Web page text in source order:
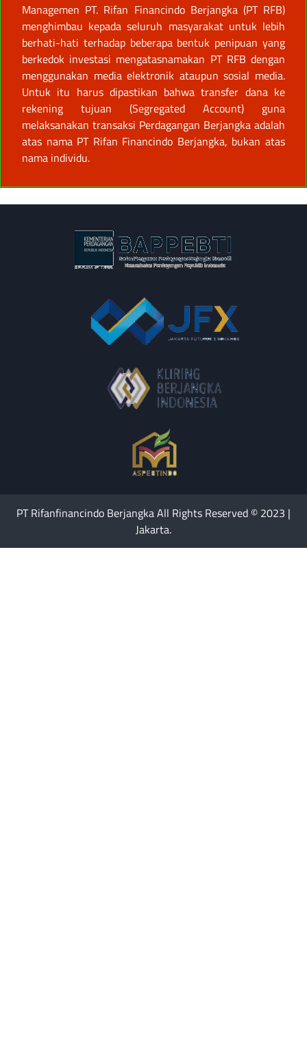
Managemen PT. Rifan Financindo Berjangka (PT RFB)
menghimbau kepada seluruh masyarakat untuk lebih
berhati-hati terhadap beberapa bentuk penipuan yang
berkedok investasi mengatasnamakan PT RFB dengan
menggunakan media elektronik ataupun sosial media.
Untuk itu harus dipastikan bahwa transfer dana ke
rekening tujuan (Segregated Account) guna
melaksanakan transaksi Perdagangan Berjangka adalah
atas nama PT Rifan Financindo Berjangka, bukan atas
nama individu.
PT Rifanfinancindo Berjangka All Rights Reserved © 2023 |
Jakarta.